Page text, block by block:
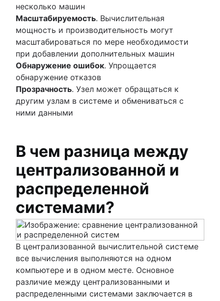
несколько машин
Масштабируемость. Вычислительная
мощность и производительность могут
масштабироваться по мере необходимости
при добавлении дополнительных машин
Обнаружение ошибок. Упрощается
обнаружение отказов
Прозрачность. Узел может обращаться к
другим узлам в системе и обмениваться с
ними данными
В чем разница между
централизованной и
распределенной
системами?
В централизованной вычислительной системе
все вычисления выполняются на одном
компьютере и в одном месте. Основное
различие между централизованными и
распределенными системами заключается в